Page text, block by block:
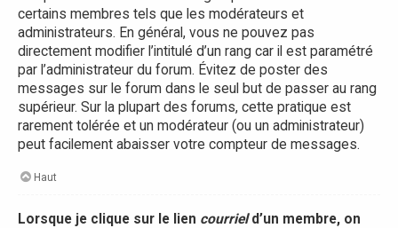
certains membres tels que les modérateurs et
administrateurs. En général, vous ne pouvez pas
directement modifier l’intitulé d’un rang car il est paramétré
par l’administrateur du forum. Évitez de poster des
messages sur le forum dans le seul but de passer au rang
supérieur. Sur la plupart des forums, cette pratique est
rarement tolérée et un modérateur (ou un administrateur)
peut facilement abaisser votre compteur de messages.
Haut
Lorsque je clique sur le lien courrield’un membre, on